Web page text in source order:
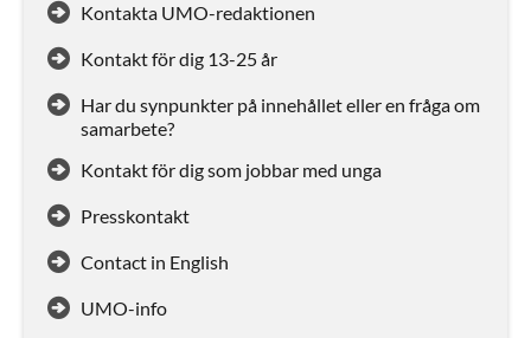
Kontakta UMO-redaktionen
Kontakt för dig 13-25 år
Har du synpunkter på innehållet eller en fråga om
samarbete?
Kontakt för dig som jobbar med unga
Presskontakt
Contact in English
UMO-info